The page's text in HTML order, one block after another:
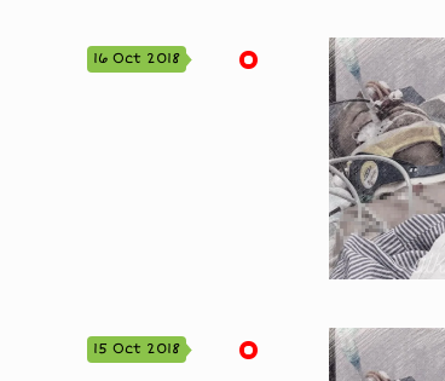
16 Oct 2018
15 Oct 2018